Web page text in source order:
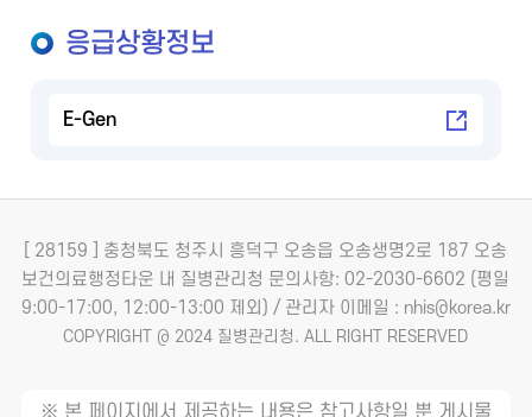
응급상황정보
E-Gen
[ 28159 ] 충청북도 청주시 흥덕구 오송읍 오송생명2로 187 오송
보건의료행정타운 내 질병관리청 문의사항: 02-2030-6602 (평일
9:00-17:00, 12:00-13:00 제외) / 관리자 이메일 : nhis@korea.kr
COPYRIGHT @ 2024 질병관리청. ALL RIGHT RESERVED
※ 본 페이지에서 제공하는 내용은 참고사항일 뿐 게시물